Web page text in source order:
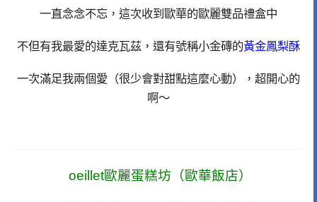
一直念念不忘，這次收到歐華的歐麗雙品禮盒中
不但有我最愛的達克瓦茲，還有號稱小金磚的黃金鳳梨酥
一次滿足我兩個愛（很少會對甜點這麼心動），超開心的
啊～
oeillet歐麗蛋糕坊（歐華飯店）